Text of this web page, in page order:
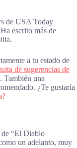
de USA Today
escrito más de
a tu estado de
de sugerencias de
También una
¿Te gustaría
de “El Diablo
un adelanto, muy